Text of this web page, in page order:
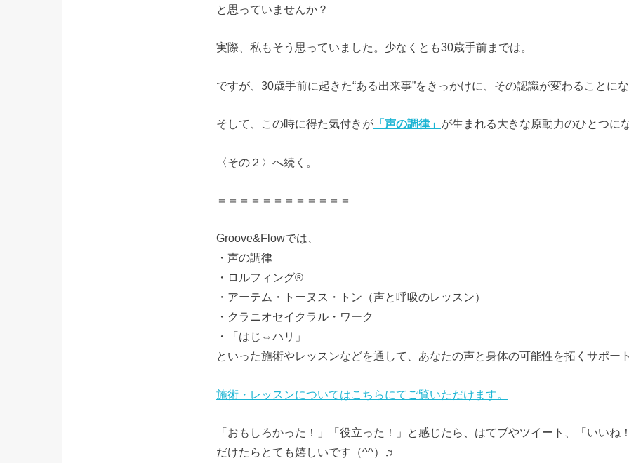
と思っていませんか？
実際、私もそう思っていました。少なくとも30歳手前までは。
ですが、30歳手前に起きた“ある出来事”をきっかけに、その認識が変わることに
そして、この時に得た気付きが 「声の調律」 が生まれる大きな原動力のひとつに
〈その２〉へ続く。
＝＝＝＝＝＝＝＝＝＝＝＝
Groove&Flowでは、
・声の調律
・ロルフィング®
・アーテム・トーヌス・トン（声と呼吸のレッスン）
・クラニオセイクラル・ワーク
・「はじ⇔ハリ」
といった施術やレッスンなどを通して、あなたの声と身体の可能性を拓くサポー
施術・レッスンについてはこちらにてご覧いただけます。
「おもしろかった！」「役立った！」と感じたら、はてブやツイート、「いいね
だけたらとても嬉しいです（^^）♬